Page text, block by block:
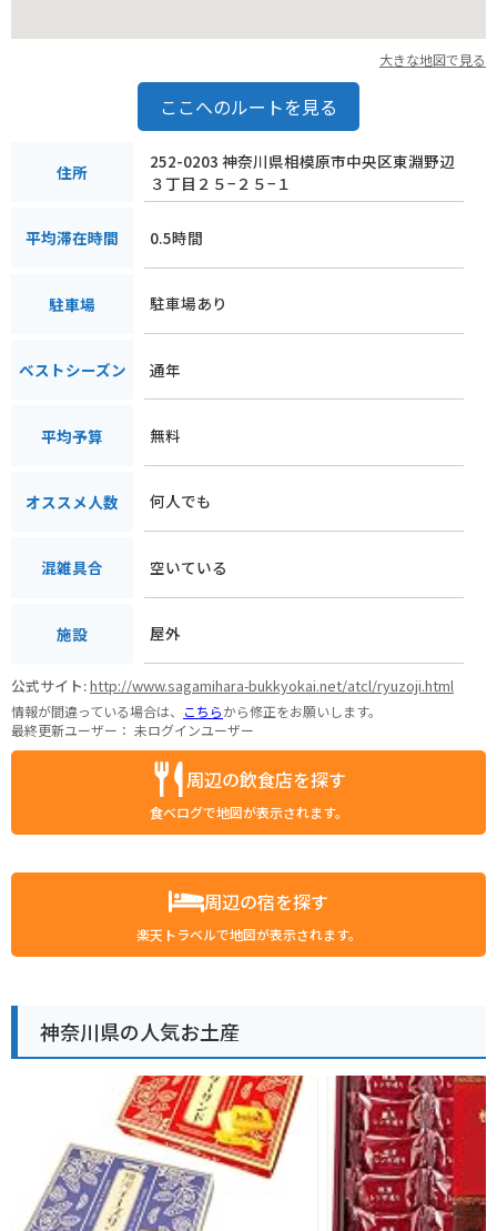
大きな地図で見る
ここへのルートを見る
住所
252-0203 神奈川県相模原市中央区東淵野辺
３丁目２５−２５−１
平均滞在時間 0.5時間
駐車場 駐車場あり
ベストシーズン 通年
平均予算 無料
オススメ人数 何人でも
混雑具合 空いている
施設 屋外
公式サイト:http://www.sagamihara-bukkyokai.net/atcl/ryuzoji.html
情報が間違っている場合は、 こちらから修正をお願いします。
最終更新ユーザー： 未ログインユーザー
周辺の飲食店を探す
食べログで地図が表示されます。
周辺の宿を探す
楽天トラベルで地図が表示されます。
神奈川県の人気お土産